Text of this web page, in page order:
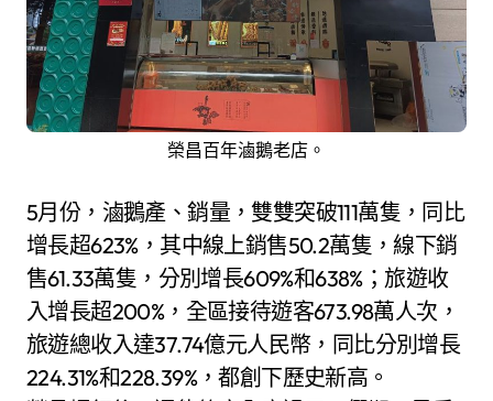
榮昌百年滷鵝老店。
5月份，滷鵝產、銷量，雙雙突破111萬隻，同比
增長超623%，其中線上銷售50.2萬隻，線下銷
售61.33萬隻，分別增長609%和638%；旅遊收
入增長超200%，全區接待遊客673.98萬人次，
旅遊總收入達37.74億元人民幣，同比分別增長
224.31%和228.39%，都創下歷史新高。